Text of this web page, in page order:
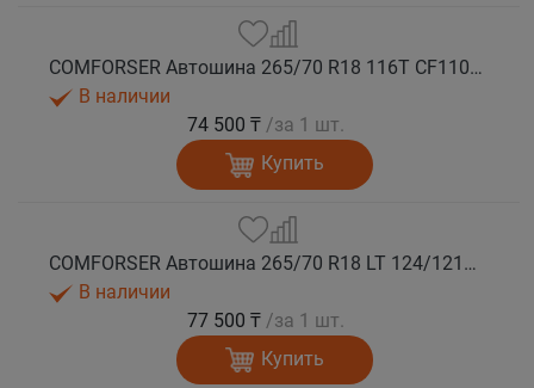
COMFORSER Автошина 265/70 R18 116T CF1100 RWL лето
В наличии
74 500 ₸ /за 1 шт.
Купить
COMFORSER Автошина 265/70 R18 LT 124/121S CF1100 10PR RWL лето
В наличии
77 500 ₸ /за 1 шт.
Купить